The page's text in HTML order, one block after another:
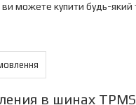
ви можете купити будь-
в шинах TPMS